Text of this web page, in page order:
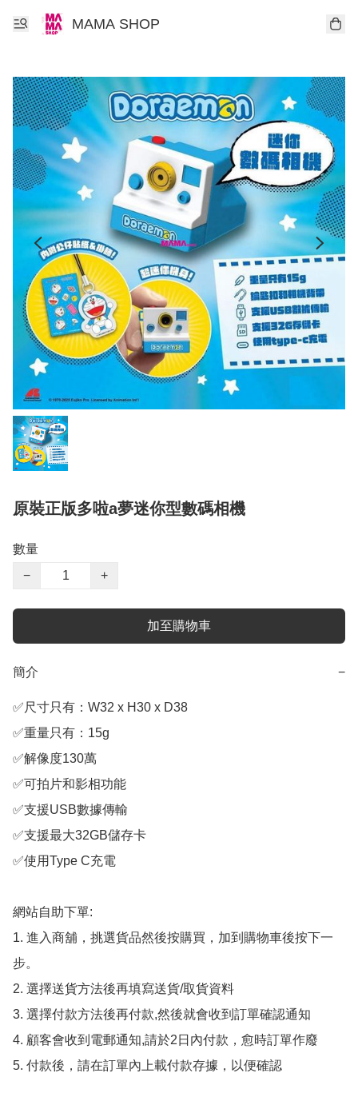
MAMA SHOP
原裝正版多啦a夢迷你型數碼相機
數量
−
+
加至購物車
簡介 −
✅尺寸只有：W32 x H30 x D38
✅重量只有：15g
✅解像度130萬
✅可拍片和影相功能
✅支援USB數據傳輸
✅支援最大32GB儲存卡
✅使用Type C充電
網站自助下單:
1. 進入商舖，挑選貨品然後按購買，加到購物車後按下一
步。
2. 選擇送貨方法後再填寫送貨/取貨資料
3. 選擇付款方法後再付款,然後就會收到訂單確認通知
4. 顧客會收到電郵通知,請於2日內付款，愈時訂單作廢
5. 付款後，請在訂單內上載付款存據，以便確認